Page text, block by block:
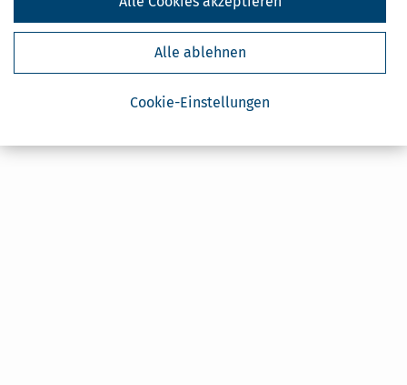
Cookie-Einstellungen
Alle ablehnen